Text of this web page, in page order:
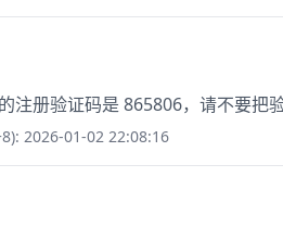
注册验证码是 865806，请不要把
2026-01-02 22:08:16